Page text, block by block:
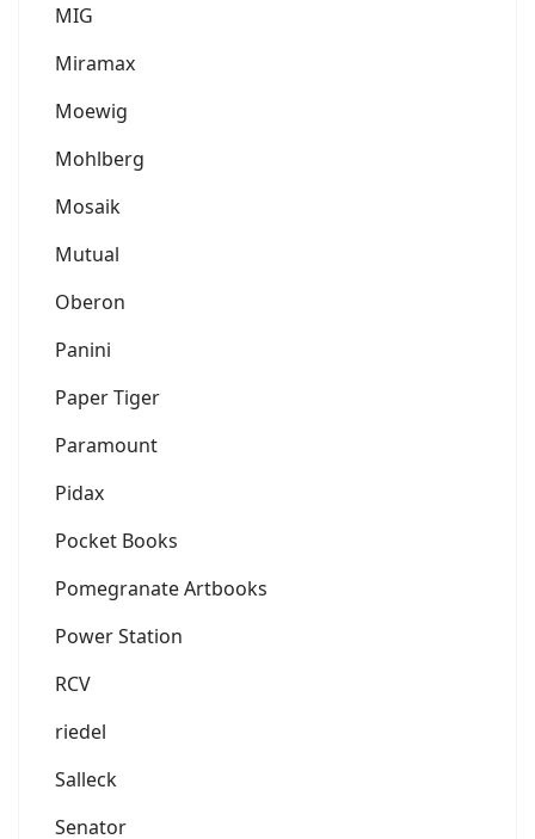
MIG
Miramax
Moewig
Mohlberg
Mosaik
Mutual
Oberon
Panini
Paper Tiger
Paramount
Pidax
Pocket Books
Pomegranate Artbooks
Power Station
RCV
riedel
Salleck
Senator